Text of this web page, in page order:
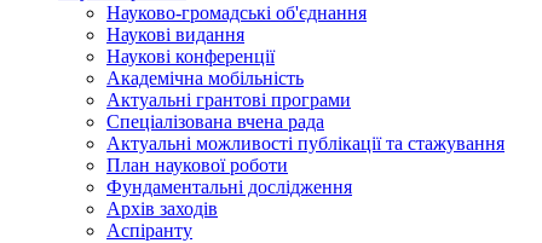
Науково-громадські об'єднання
Наукові видання
Наукові конференції
Академічна мобільність
Актуальні грантові програми
Спеціалізована вчена рада
Актуальні можливості публікації та стажування
План наукової роботи
Фундаментальні дослідження
Архів заходів
Аспіранту